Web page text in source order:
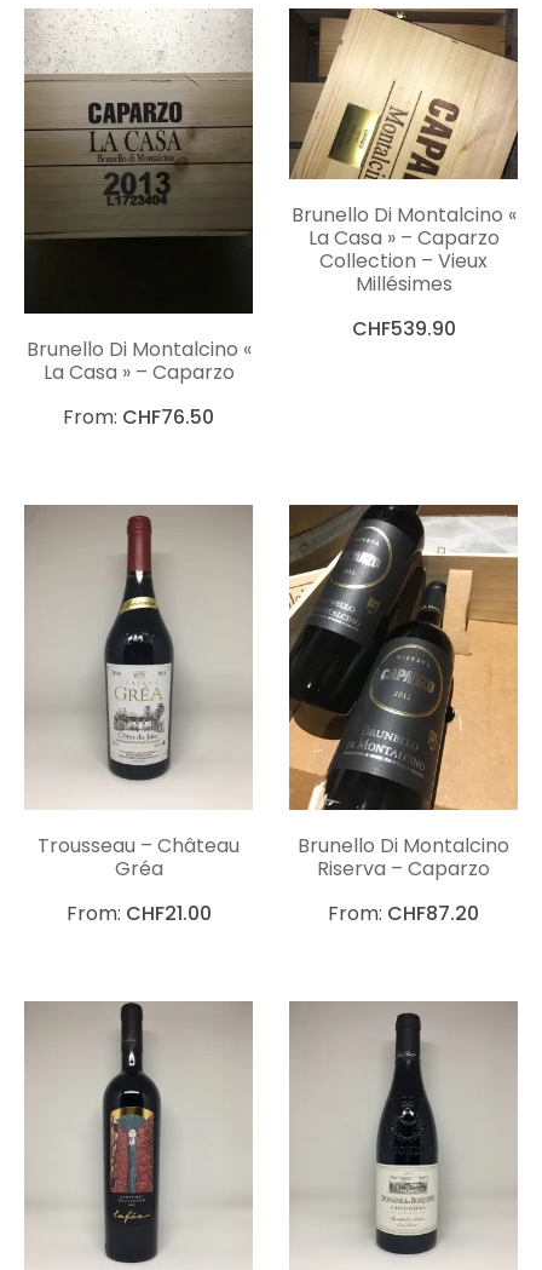
Brunello Di Montalcino «
La Casa » – Caparzo
From: CHF76.50
Brunello Di Montalcino «
La Casa » – Caparzo
Collection – Vieux
Millésimes
CHF539.90
Trousseau – Château
Gréa
From: CHF21.00
Brunello Di Montalcino
Riserva – Caparzo
From: CHF87.20